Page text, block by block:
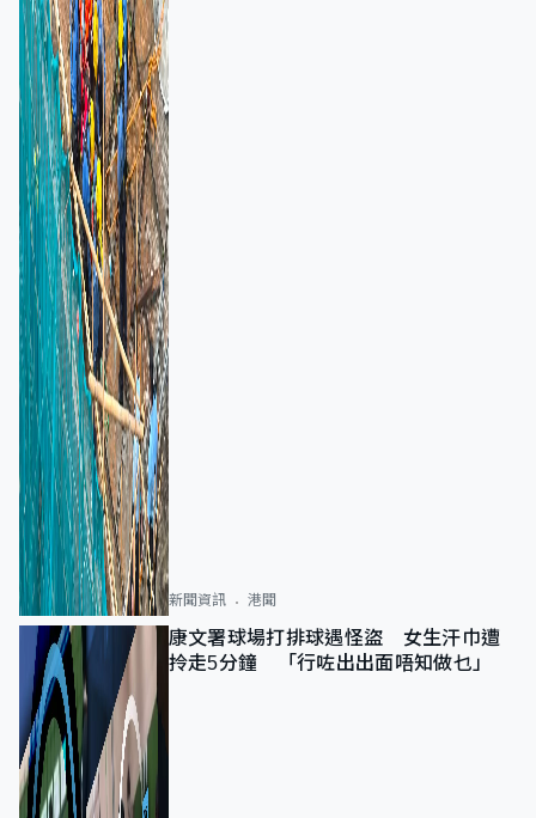
新聞資訊 港聞
康文署球場打排球遇怪盜 女生汗巾遭
拎走5分鐘 「行咗出出面唔知做乜」